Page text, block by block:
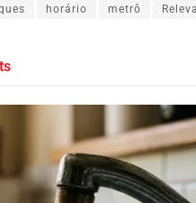
horário metrô